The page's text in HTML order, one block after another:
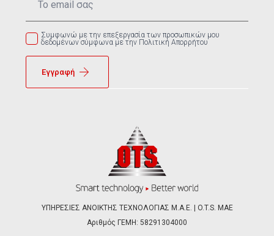
Συμφωνώ με την επεξεργασία των προσωπικών μου
δεδομένων σύμφωνα με την Πολιτική Απορρήτου
Εγγραφή
ΥΠΗΡΕΣΙΕΣ ΑΝΟΙΚΤΗΣ ΤΕΧΝΟΛΟΓΙΑΣ Μ.Α.Ε. | O.T.S. ΜΑΕ
Αριθμός ΓΕΜΗ: 58291304000